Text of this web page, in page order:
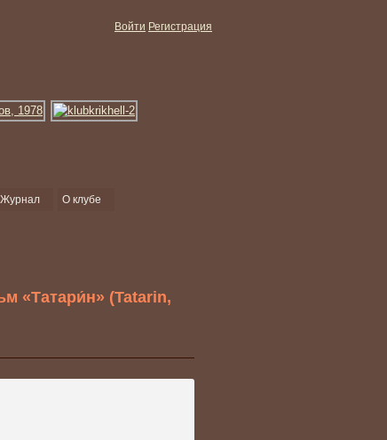
Войти Регистрация
Журнал О клубе
«Татари́н» (Tatarin,